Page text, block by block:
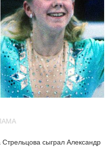
сыграл Александр